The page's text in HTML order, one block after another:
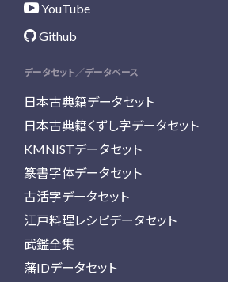
YouTube
Github
データセット／データベース
日本古典籍データセット
日本古典籍くずし字データセット
KMNISTデータセット
篆書字体データセット
古活字データセット
江戸料理レシピデータセット
武鑑全集
藩IDデータセット